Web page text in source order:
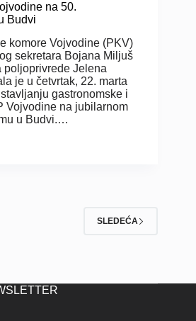
na 50.
Budvi
komore Vojvodine (PKV)
sekretara Bojana Miljuš
poljoprivrede Jelena
je u četvrtak, 22. marta
gastronomske i
Vojvodine na jubilarnom
u Budvi.…
SLEDEĆA